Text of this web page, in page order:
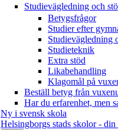
Studievägledning och
Betygsfrågor
Studier efter
Studievägledning
Studieteknik
Extra stöd
Likabehandling
Klagomål på
Beställ betyg från
Har du erfarenhet, men
Ny i svensk skola
Helsingborgs stads skolor -